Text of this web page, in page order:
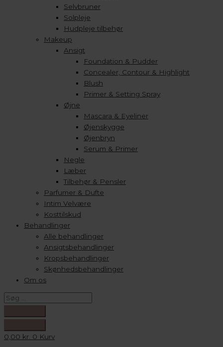
Selvbruner
Solpleje
Hudpleje tilbehør
Makeup
Ansigt
Foundation & Pudder
Concealer, Contour & Highlight
Blush
Primer & Setting Spray
Øjne
Mascara & Eyeliner
Øjenskygge
Øjenbryn
Serum & Primer
Negle
Læber
Tilbehør & Pensler
Parfumer & Dufte
Intim Velvære
Kosttilskud
Behandlinger
Alle behandlinger
Ansigtsbehandlinger
Kropsbehandlinger
Skønhedsbehandlinger
Om os
0,00 kr. 0 Kurv